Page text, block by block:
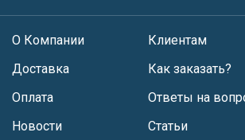
О Компании
Доставка
Оплата
Новости
Клиентам
Как заказать?
Ответы на
Статьи